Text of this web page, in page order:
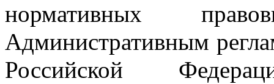
нормативных
Административным
Российской